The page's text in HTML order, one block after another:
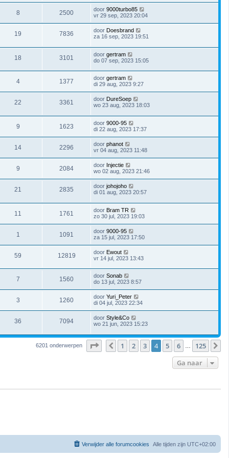
8 2500 door 9000turbo85
vr 29 sep, 2023 20:04
19 7836 door Doesbrand
za 16 sep, 2023 19:51
18 3101 door gertram
do 07 sep, 2023 15:05
4 1377 door gertram
di 29 aug, 2023 9:27
22 3361 door DureSoep
wo 23 aug, 2023 18:03
9 1623 door 9000-95
di 22 aug, 2023 17:37
14 2296 door phanot
vr 04 aug, 2023 11:48
9 2084 door Injectie
wo 02 aug, 2023 21:46
21 2835 door johojoho
di 01 aug, 2023 20:57
11 1761 door Bram TR
zo 30 jul, 2023 19:03
1 1091 door 9000-95
za 15 jul, 2023 17:50
59 12819 door Ewout
vr 14 jul, 2023 13:43
7 1560 door Sonab
do 13 jul, 2023 8:57
3 1260 door Yuri_Peter
di 04 jul, 2023 22:34
36 7094 door Style&Co
wo 21 jun, 2023 15:23
6201 onderwerpen Pagina4 van 125
Vorige
1 2 3 4 5 6 125
Ga naar
Alle tijden zijn UTC+02:00
Verwijder alle forumcookies